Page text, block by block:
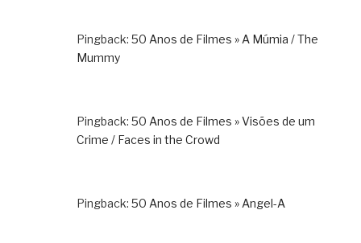
Pingback: 50 Anos de Filmes » A Múmia / The
Mummy
Pingback: 50 Anos de Filmes » Visões de um
Crime / Faces in the Crowd
Pingback: 50 Anos de Filmes » Angel-A